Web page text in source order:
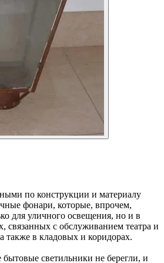
по конструкции и материалу
фонари, которые, впрочем,
для уличного освещения, но и в
связанных с обслуживанием театра и
также в кладовых и коридорах.
светильники не берегли, и